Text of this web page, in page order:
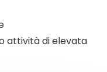
attività di elevata